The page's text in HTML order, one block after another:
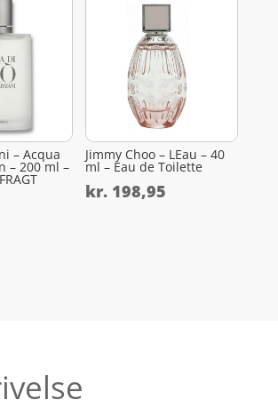
– Acqua
– 200 ml –
Jimmy Choo – LEau – 40
ml – Eau de Toilette
kr. 198,95